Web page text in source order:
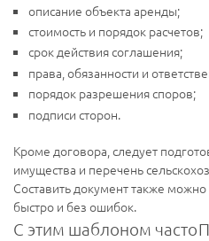
описание объекта аренды;
стоимость и порядок расчетов;
срок действия соглашения;
права, обязанности и
порядок разрешения споров;
подписи сторон.
Кроме договора, следует
имущества и перечень
Составить документ также
быстро и без ошибок.
С этим шаблоном часто